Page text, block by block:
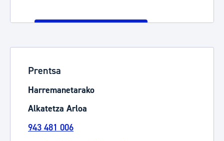
Prentsa
Harremanetarako
Alkatetza Arloa
943 481 006